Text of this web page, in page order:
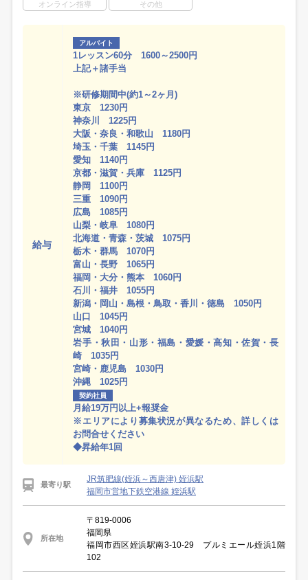
オンライン指導 その他
給与
アルバイト
1レッスン60分 1600～2500円
上記＋諸手当
※研修期間中(約1～2ヶ月)
東京 1230円
神奈川 1225円
大阪・奈良・和歌山 1180円
埼玉・千葉 1145円
愛知 1140円
京都・滋賀・兵庫 1125円
静岡 1100円
三重 1090円
広島 1085円
山梨・岐阜 1080円
北海道・青森・茨城 1075円
栃木・群馬 1070円
富山・長野 1065円
福岡・大分・熊本 1060円
石川・福井 1055円
新潟・岡山・島根・鳥取・香川・徳島 1050円
山口 1045円
宮城 1040円
岩手・秋田・山形・福島・愛媛・高知・佐賀・長
崎 1035円
宮崎・鹿児島 1030円
沖縄 1025円
契約社員
月給19万円以上+報奨金
※エリアにより募集状況が異なるため、詳しくは
お問合せください
◆昇給年1回
最寄り駅
JR筑肥線(姪浜～西唐津) 姪浜駅
福岡市営地下鉄空港線 姪浜駅
所在地
〒819-0006
福岡県
福岡市西区姪浜駅南3-10-29 プルミエール姪浜1階
102